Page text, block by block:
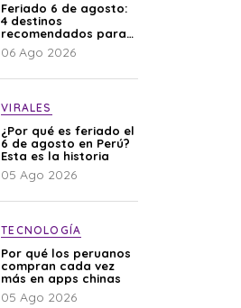
Feriado 6 de agosto:
4 destinos
recomendados para
disfrutar el descanso
06 Ago 2026
VIRALES
¿Por qué es feriado el
6 de agosto en Perú?
Esta es la historia
05 Ago 2026
TECNOLOGÍA
Por qué los peruanos
compran cada vez
más en apps chinas
05 Ago 2026